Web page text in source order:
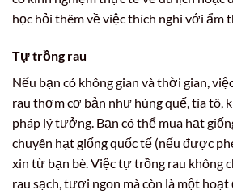
học hỏi thêm về việc thích nghi với ẩm
Tự trồng rau
Nếu bạn có không gian và thời gian,
rau thơm cơ bản như húng quế, tía tô,
pháp lý tưởng. Bạn có thể mua hạt
chuyên hạt giống quốc tế (nếu được
xin từ bạn bè. Việc tự trồng rau không
rau sạch, tươi ngon mà còn là một hoạt